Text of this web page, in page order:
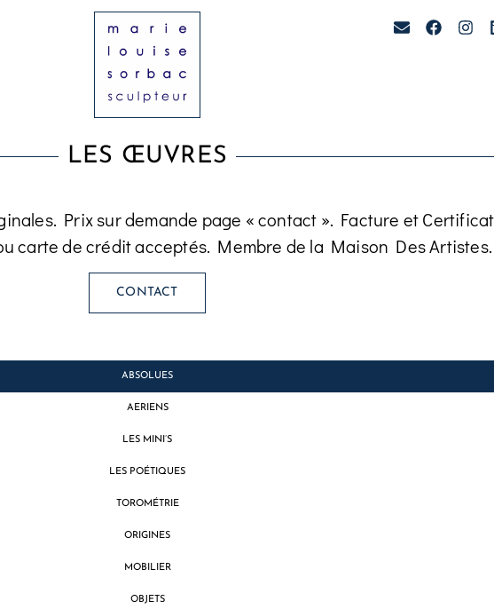
LES ŒUVRES
Prix sur demande page « contact ». Facture et
carte de crédit acceptés. Membre de la Maison Des Artistes.
CONTACT
ABSOLUES
AERIENS
LES MINI’S
LES POÉTIQUES
TOROMÉTRIE
ORIGINES
MOBILIER
OBJETS